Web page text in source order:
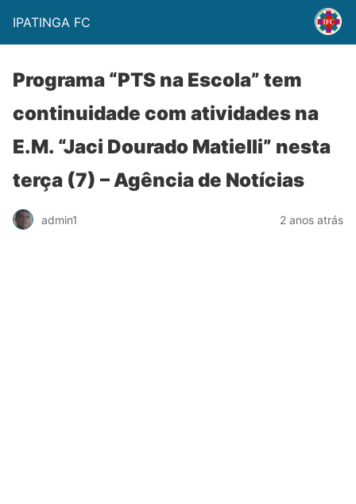
IPATINGA FC
Programa “PTS na Escola” tem
continuidade com atividades na
E.M. “Jaci Dourado Matielli” nesta
terça (7) – Agência de Notícias
admin1 2 anos atrás